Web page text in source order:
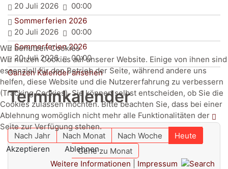
20 Juli 2026
00:00
Sommerferien 2026
20 Juli 2026
00:00
Sommerferien 2026
20 Juli 2026
00:00
Ganzen Kalender ansehen
Terminkalender
Nach Jahr Nach Monat Nach Woche
Heute
Gehe zu Monat
Wir benutzen Cookies
Wir nutzen Cookies auf unserer Website. Einige von ihnen sind
essenziell für den Betrieb der Seite, während andere uns
helfen, diese Website und die Nutzererfahrung zu verbessern
(Tracking Cookies). Sie können selbst entscheiden, ob Sie die
Cookies zulassen möchten. Bitte beachten Sie, dass bei einer
Ablehnung womöglich nicht mehr alle Funktionalitäten der
Seite zur Verfügung stehen.
Akzeptieren
Ablehnen
Weitere Informationen
Impressum